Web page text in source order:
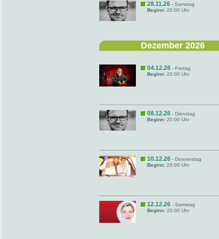
28.11.26 - Samstag
Beginn: 20:00 Uhr
Dezember 2026
04.12.26 - Freitag
Beginn: 20:00 Uhr
08.12.26 - Dienstag
Beginn: 20:00 Uhr
10.12.26 - Donnerstag
Beginn: 20:00 Uhr
12.12.26 - Samstag
Beginn: 20:00 Uhr